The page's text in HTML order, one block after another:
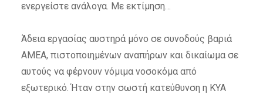
ενεργείστε ανάλογα. Με εκτίμηση…
Άδεια εργασίας αυστηρά μόνο σε συνοδούς βαριά
ΑΜΕΑ, πιστοποιημένων αναπήρων και δικαίωμα σε
αυτούς να φέρνουν νόμιμα νοσοκόμα από
εξωτερικό. Ήταν στην σωστή κατεύθυνση η ΚΥΑ